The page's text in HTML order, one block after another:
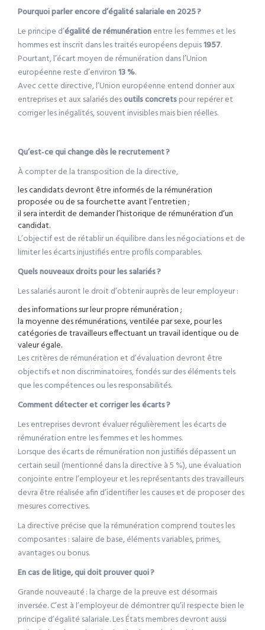
Pourquoi parler encore d’égalité salariale en 2025 ?
Le principe d’égalité de rémunérationentre les femmes et les
hommes est inscrit dans les traités européens depuis1957.
Pourtant, l’écart moyen de rémunération dans l’Union
européenne reste d’environ13 %.
Avec cette directive, l’Union européenne entend donner aux
entreprises et aux salariés desoutils concretspour repérer et
corriger les inégalités, souvent invisibles mais bien réelles.
Qu’est‑ce qui change dès le recrutement?
À compter de la transposition de la directive,
les candidats devront être informés de la rémunération
proposée ou de sa fourchette avant l’entretien ;
il sera interdit de demander l’historique de rémunération d’un
candidat.
L’objectif est de rétablir un équilibre dans les négociations et de
limiter les écarts injustifiés entre profils comparables.
Quels nouveaux droits pour les salariés?
Les salariés auront le droit d’obtenir auprès de leur employeur :
des informations sur leur propre rémunération ;
la moyenne des rémunérations, ventilée par sexe, pour les
catégories de travailleurs effectuant un travail identique ou de
valeur égale.
Les critères de rémunération et d’évaluation devront être
objectifs et non discriminatoires, fondés sur des éléments tels
que les compétences ou les responsabilités.
Comment détecter et corriger les écarts?
Les entreprises devront évaluer régulièrement les écarts de
rémunération entre les femmes et les hommes.
Lorsque des écarts de rémunération non justifiés dépassent un
certain seuil (mentionné dans la directive à 5 %), une évaluation
conjointe entre l’employeur et les représentants des travailleurs
devra être réalisée afin d’identifier les causes et de proposer des
mesures correctives.
La directive précise que la rémunération comprend toutes les
composantes : salaire de base, éléments variables, primes,
avantages ou bonus.
En cas de litige, qui doit prouver quoi?
Grande nouveauté : la charge de la preuve est désormais
inversée. C’est à l’employeur de démontrer qu’il respecte bien le
principe d’égalité salariale. Les États membres devront aussi